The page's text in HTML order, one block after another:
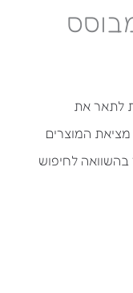
לתאר את
המוצרים
בהשוואה לחיפוש